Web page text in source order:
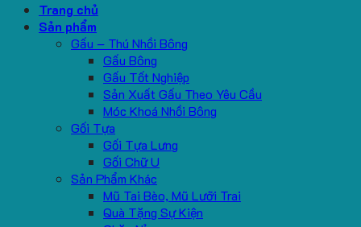
Trang chủ
Sản phẩm
Gấu – Thú Nhồi Bông
Gấu Bông
Gấu Tốt Nghiệp
Sản Xuất Gấu Theo Yêu Cầu
Móc Khoá Nhồi Bông
Gối Tựa
Gối Tựa Lưng
Gối Chữ U
Sản Phẩm Khác
Mũ Tai Bèo, Mũ Lưỡi Trai
Quà Tặng Sự Kiện